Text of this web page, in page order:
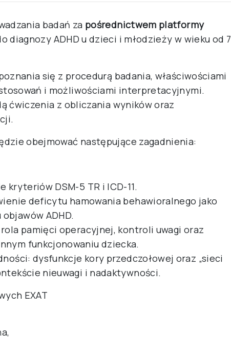
badań za pośrednictwem platformy
diagnozy ADHD u dzieci i młodzieży w wieku od 7
się z procedurą badania, właściwościami
i możliwościami interpretacyjnymi.
ćwiczenia z obliczania wyników oraz
obejmować następujące zagadnienia:
kryteriów DSM-5 TR i ICD-11.
deficytu hamowania behawioralnego jako
ADHD.
pamięci operacyjnej, kontroli uwagi oraz
funkcjonowaniu dziecka.
dysfunkcje kory przedczołowej oraz „sieci
nieuwagi i nadaktywności.
EXAT